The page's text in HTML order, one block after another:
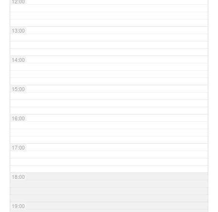
13:00
14:00
15:00
16:00
17:00
18:00
19:00